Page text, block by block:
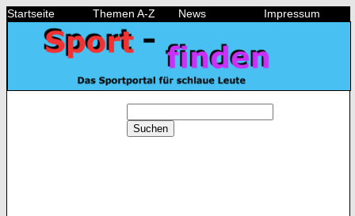
Startseite Themen A-Z News Impressum
Suchen